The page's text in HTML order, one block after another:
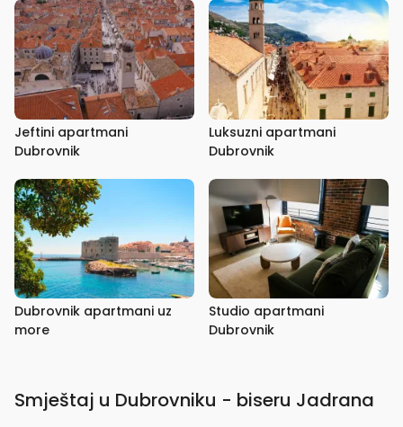
Jeftini apartmani
Dubrovnik
Luksuzni apartmani
Dubrovnik
Dubrovnik apartmani uz
more
Studio apartmani
Dubrovnik
Smještaj u Dubrovniku - biseru Jadrana